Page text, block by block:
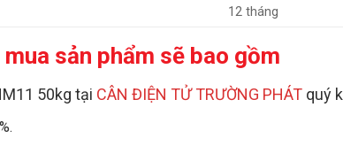
12 tháng
sản phẩm sẽ bao gồm
50kg tại CÂN ĐIỆN TỬ TRƯỜNG PHÁT quý